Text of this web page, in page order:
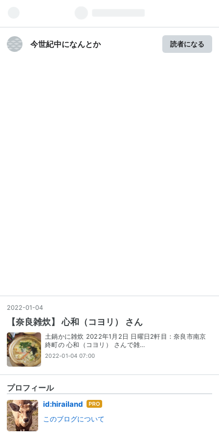
今世紀中になんとか 読者になる
2022-01 -04
【奈良雑炊】 心和（コヨリ） さん
土鍋かに雑炊 2022年1月2日 日曜日2軒目：奈良市南京
終町の 心和（コヨリ） さんで雑…
2022-01-04 07:00
プロフィール
id:hirailand はて
ログ
このブログについて